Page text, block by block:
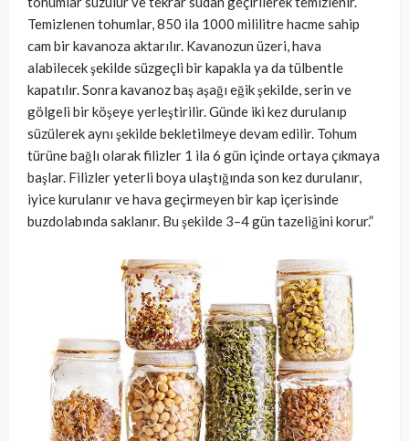
Temizlenen tohumlar, 850 ila 1000 mililitre hacme sahip
cam bir kavanoza aktarılır. Kavanozun üzeri, hava
alabilecek şekilde süzgeçli bir kapakla ya da tülbentle
kapatılır. Sonra kavanoz baş aşağı eğik şekilde, serin ve
gölgeli bir köşeye yerleştirilir. Günde iki kez durulanıp
süzülerek aynı şekilde bekletilmeye devam edilir. Tohum
türüne bağlı olarak filizler 1 ila 6 gün içinde ortaya çıkmaya
başlar. Filizler yeterli boya ulaştığında son kez durulanır,
iyice kurulanır ve hava geçirmeyen bir kap içerisinde
buzdolabında saklanır. Bu şekilde 3–4 gün tazeliğini korur.”